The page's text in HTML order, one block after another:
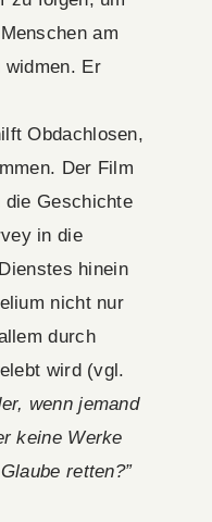
am
widmen. Er
Obdachlosen,
Der Film
die Geschichte
in die
hinein
nicht nur
durch
wird (vgl.
wenn jemand
keine Werke
retten?”